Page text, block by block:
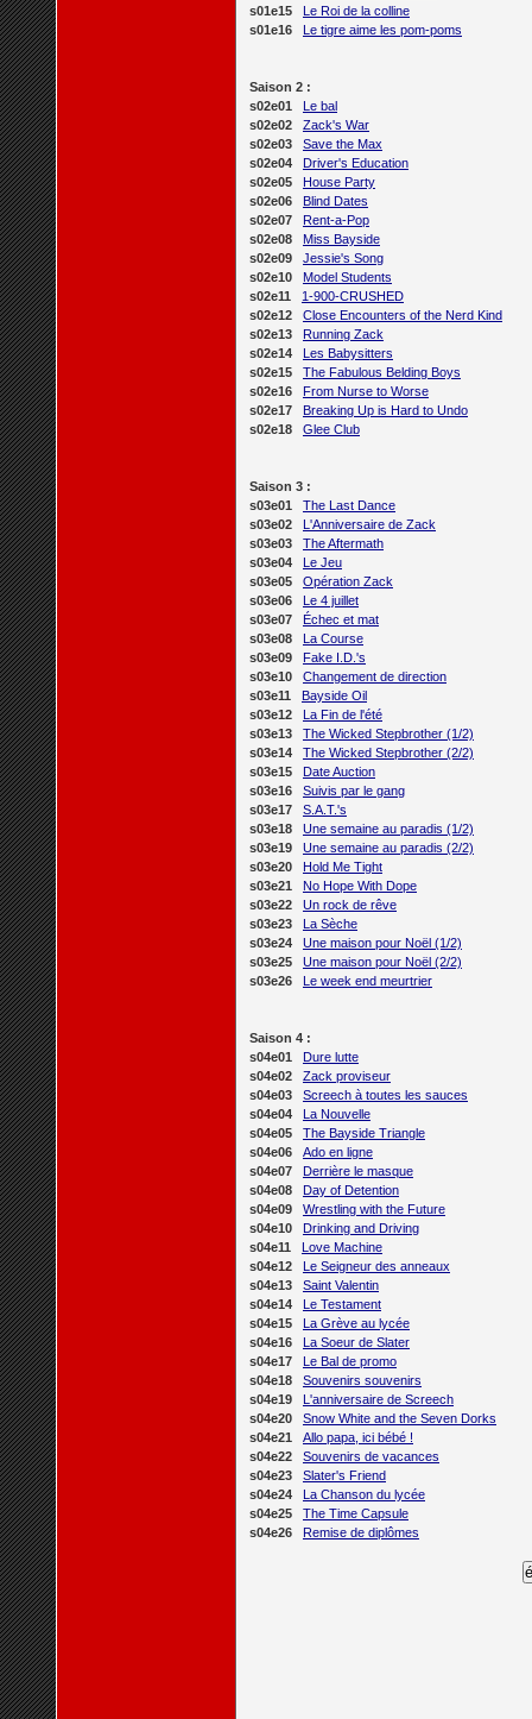
s01e15
Le Roi de la colline
s01e16
Le tigre aime les pom-poms
Saison 2 :
s02e01
Le bal
s02e02
Zack's War
s02e03
Save the Max
s02e04
Driver's Education
s02e05
House Party
s02e06
Blind Dates
s02e07
Rent-a-Pop
s02e08
Miss Bayside
s02e09
Jessie's Song
s02e10
Model Students
s02e11
1-900-CRUSHED
s02e12
Close Encounters of the Nerd Kind
s02e13
Running Zack
s02e14
Les Babysitters
s02e15
The Fabulous Belding Boys
s02e16
From Nurse to Worse
s02e17
Breaking Up is Hard to Undo
s02e18
Glee Club
Saison 3 :
s03e01
The Last Dance
s03e02
L'Anniversaire de Zack
s03e03
The Aftermath
s03e04
Le Jeu
s03e05
Opération Zack
s03e06
Le 4 juillet
s03e07
Échec et mat
s03e08
La Course
s03e09
Fake I.D.'s
s03e10
Changement de direction
s03e11
Bayside Oil
s03e12
La Fin de l'été
s03e13
The Wicked Stepbrother (1/2)
s03e14
The Wicked Stepbrother (2/2)
s03e15
Date Auction
s03e16
Suivis par le gang
s03e17
S.A.T.'s
s03e18
Une semaine au paradis (1/2)
s03e19
Une semaine au paradis (2/2)
s03e20
Hold Me Tight
s03e21
No Hope With Dope
s03e22
Un rock de rêve
s03e23
La Sèche
s03e24
Une maison pour Noël (1/2)
s03e25
Une maison pour Noël (2/2)
s03e26
Le week end meurtrier
Saison 4 :
s04e01
Dure lutte
s04e02
Zack proviseur
s04e03
Screech à toutes les sauces
s04e04
La Nouvelle
s04e05
The Bayside Triangle
s04e06
Ado en ligne
s04e07
Derrière le masque
s04e08
Day of Detention
s04e09
Wrestling with the Future
s04e10
Drinking and Driving
s04e11
Love Machine
s04e12
Le Seigneur des anneaux
s04e13
Saint Valentin
s04e14
Le Testament
s04e15
La Grève au lycée
s04e16
La Soeur de Slater
s04e17
Le Bal de promo
s04e18
Souvenirs souvenirs
s04e19
L'anniversaire de Screech
s04e20
Snow White and the Seven Dorks
s04e21
Allo papa, ici bébé !
s04e22
Souvenirs de vacances
s04e23
Slater's Friend
s04e24
La Chanson du lycée
s04e25
The Time Capsule
s04e26
Remise de diplômes